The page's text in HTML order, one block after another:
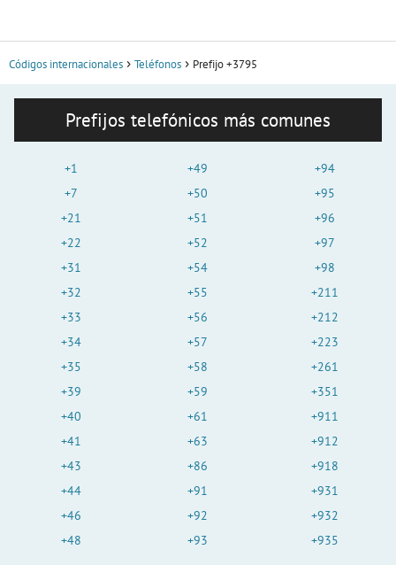
Códigos internacionales Teléfonos Prefijo +3795
Prefijos telefónicos más comunes
+1
+7
+21
+22
+31
+32
+33
+34
+35
+39
+40
+41
+43
+44
+46
+48
+49
+50
+51
+52
+54
+55
+56
+57
+58
+59
+61
+63
+86
+91
+92
+93
+94
+95
+96
+97
+98
+211
+212
+223
+261
+351
+911
+912
+918
+931
+932
+935